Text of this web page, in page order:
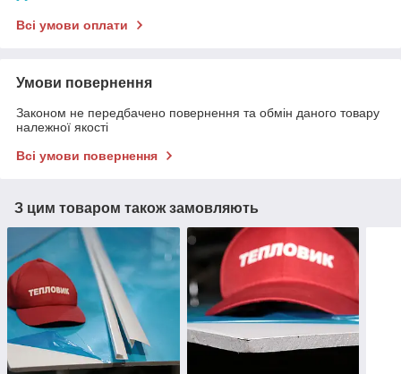
Всі умови оплати
Умови повернення
Законом не передбачено повернення та обмін даного товару
належної якості
Всі умови повернення
З цим товаром також замовляють